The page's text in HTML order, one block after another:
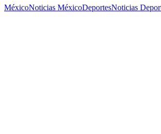
MéxicoNoticias MéxicoDeportesNoticias